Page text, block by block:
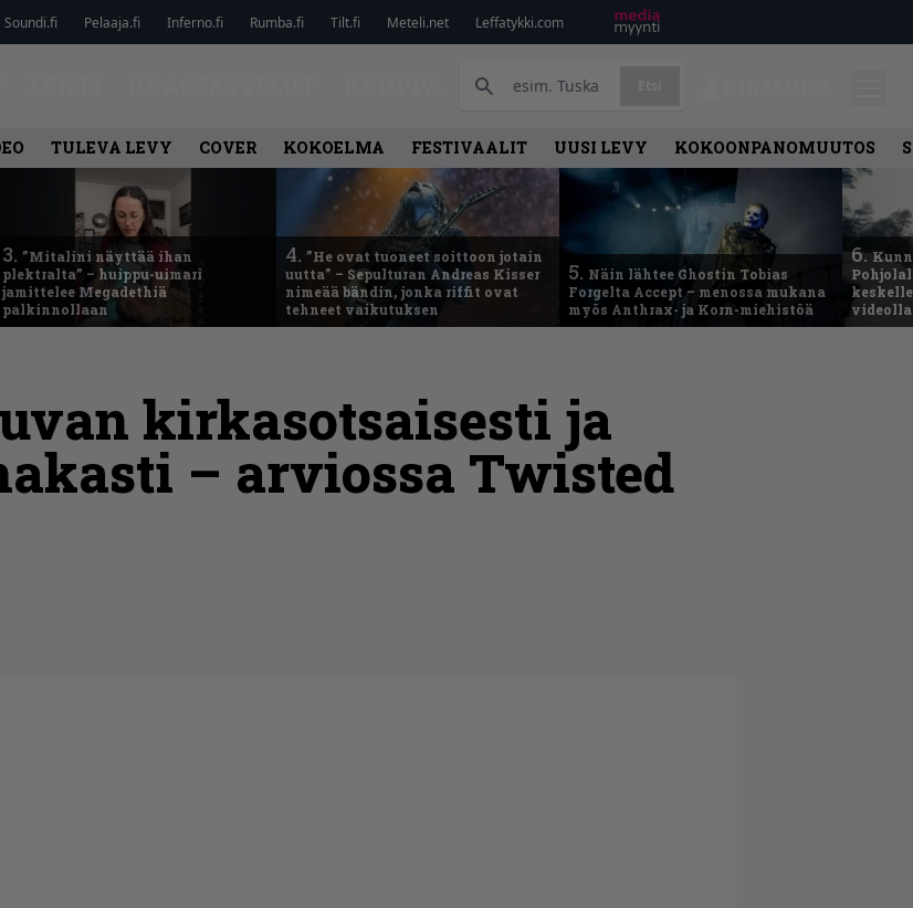
Soundi.fi Pelaaja.fi Inferno.fi Rumba.fi Tilt.fi Meteli.net Leffatykki.com
TULEVA LEVY COVER KOKOELMA FESTIVAALIT UUSI LEVY KOKOONPANOMUUTOS
3. ”Mitalini näyttää ihan
plektralta” – huippu-uimari
jamittelee Megadethiä
palkinnollaan
4. ”He ovat tuoneet soittoon jotain
uutta” – Sepulturan Andreas Kisser
nimeää bändin, jonka riffit ovat
tehneet vaikutuksen
5. Näin lähtee Ghostin Tobias
Forgelta Accept – menossa mukana
myös Anthrax- ja Korn-miehistöä
6.
kirkasotsaisesti ja
– arviossa Twisted